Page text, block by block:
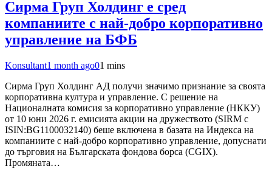
Сирма Груп Холдинг е сред
компаниите с най-добро корпоративно
управление на БФБ
Konsultant1 month ago01 mins
Сирма Груп Холдинг АД получи значимо признание за своята
корпоративна култура и управление. С решение на
Националната комисия за корпоративно управление (НККУ)
от 10 юни 2026 г. емисията акции на дружеството (SIRM с
ISIN:BG1100032140) беше включена в базата на Индекса на
компаниите с най-добро корпоративно управление, допуснати
до търговия на Българската фондова борса (CGIX).
Промяната…